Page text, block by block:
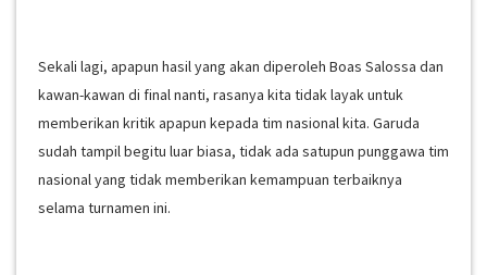
Sekali lagi, apapun hasil yang akan diperoleh Boas Salossa dan
kawan-kawan di final nanti, rasanya kita tidak layak untuk
memberikan kritik apapun kepada tim nasional kita. Garuda
sudah tampil begitu luar biasa, tidak ada satupun punggawa tim
nasional yang tidak memberikan kemampuan terbaiknya
selama turnamen ini.